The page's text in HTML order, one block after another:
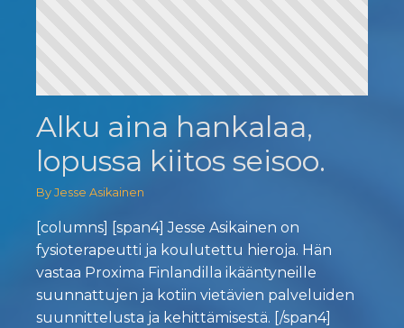
Alku aina hankalaa,
lopussa kiitos seisoo.
By Jesse Asikainen
[columns] [span4] Jesse Asikainen on
fysioterapeutti ja koulutettu hieroja. Hän
vastaa Proxima Finlandilla ikääntyneille
suunnattujen ja kotiin vietävien palveluiden
suunnittelusta ja kehittämisestä. [/span4]